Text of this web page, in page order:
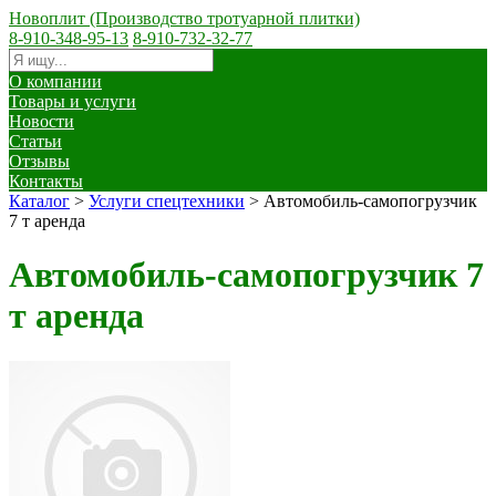
Новоплит (Производство тротуарной плитки)
8-910-348-95-13 8-910-732-32-77
О компании
Товары и услуги
Новости
Статьи
Отзывы
Контакты
Каталог > Услуги спецтехники > Автомобиль-самопогрузчик
7 т аренда
Автомобиль-самопогрузчик 7
т аренда